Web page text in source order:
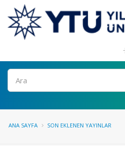
Ara
ANA SAYFA SON EKLENEN YAYINLAR